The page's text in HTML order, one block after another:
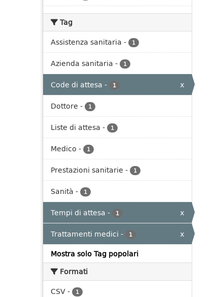
Tag
Assistenza sanitaria - 1
Azienda sanitaria - 1
Code di attesa - 1
x
Dottore - 1
Liste di attesa - 1
Medico - 1
Prestazioni sanitarie - 1
Sanità - 1
Tempi di attesa - 1
x
Trattamenti medici - 1
x
Mostra solo Tag popolari
Formati
CSV- 1